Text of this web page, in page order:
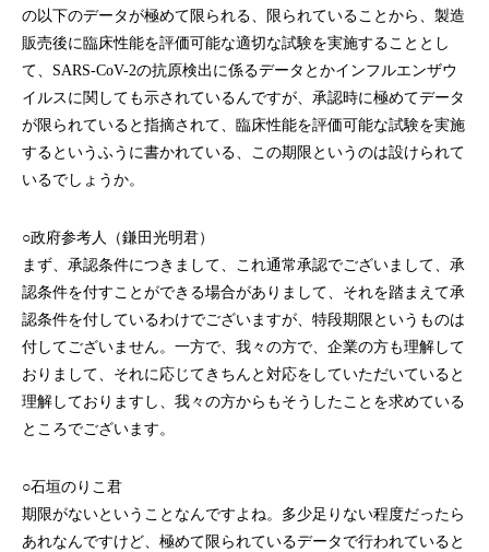
の以下のデータが極めて限られる、限られていることから、製造
販売後に臨床性能を評価可能な適切な試験を実施することとし
て、SARS-CoV-2の抗原検出に係るデータとかインフルエンザウ
イルスに関しても示されているんですが、承認時に極めてデータ
が限られていると指摘されて、臨床性能を評価可能な試験を実施
するというふうに書かれている、この期限というのは設けられて
いるでしょうか。
○政府参考人（鎌田光明君）
まず、承認条件につきまして、これ通常承認でございまして、承
認条件を付すことができる場合がありまして、それを踏まえて承
認条件を付しているわけでございますが、特段期限というものは
付してございません。一方で、我々の方で、企業の方も理解して
おりまして、それに応じてきちんと対応をしていただいていると
理解しておりますし、我々の方からもそうしたことを求めている
ところでございます。
○石垣のりこ君
期限がないということなんですよね。多少足りない程度だったら
あれなんですけど、極めて限られているデータで行われていると